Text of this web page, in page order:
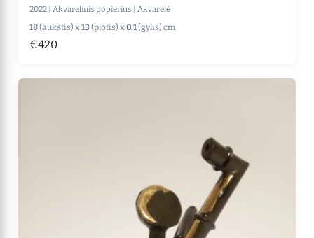
2022 | Akvarelinis popierius | Akvarelė
18(aukštis) x 13(plotis) x 0.1 (gylis) cm
€420